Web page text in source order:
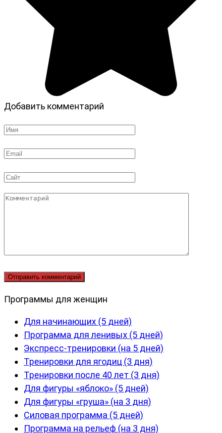
Добавить комментарий
Имя
Email
Сайт
Комментарий
Программы для женщин
Для начинающих (5 дней)
Программа для ленивых (5 дней)
Экспресс-тренировки (на 5 дней)
Тренировки для ягодиц (3 дня)
Тренировки после 40 лет (3 дня)
Для фигуры «яблоко» (5 дней)
Для фигуры «груша» (на 3 дня)
Силовая программа (5 дней)
Программа на рельеф (на 3 дня)